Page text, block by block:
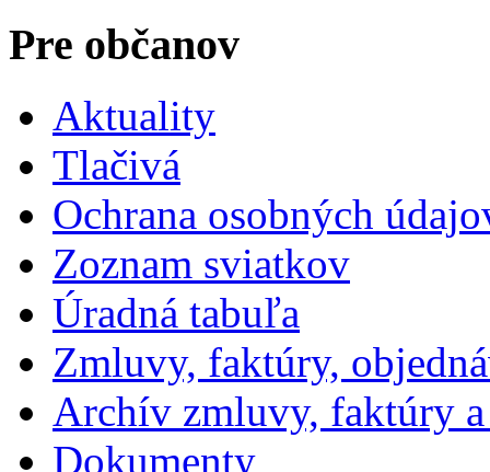
Pre občanov
Aktuality
Tlačivá
Ochrana osobných
Zoznam sviatkov
Úradná tabuľa
Zmluvy, faktúry,
Archív zmluvy, faktúry
Dokumenty